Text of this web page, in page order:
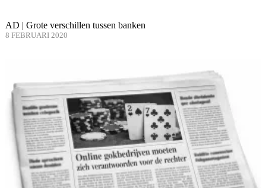
AD | Grote verschillen tussen banken
8 FEBRUARI 2020